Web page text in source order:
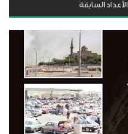
الأعداد السابقة